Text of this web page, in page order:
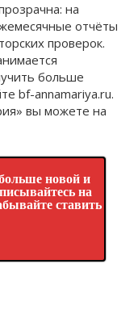
на
отчёты
проверок.
больше
bf-annamariya.ru.
вы можете на
новой и
на
ставить